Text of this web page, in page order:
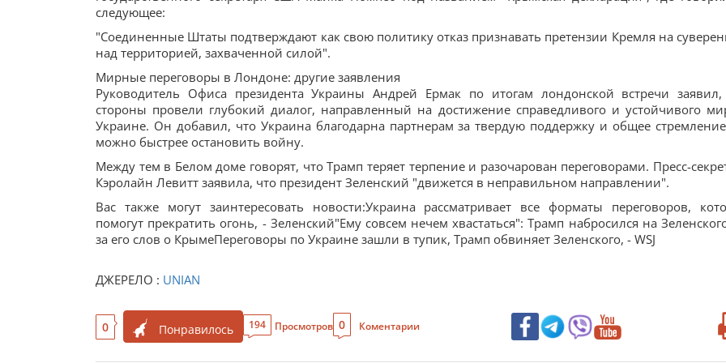
следующее:
"Соединенные Штаты подтверждают как свою политику отказ признавать претензии Кремля на
над территорией, захваченной силой".
Мирные переговоры в Лондоне: другие заявления
Руководитель Офиса президента Украины Андрей Ермак по итогам лондонской встречи
стороны провели глубокий диалог, направленный на достижение справедливого и устойчивого
Украине. Он добавил, что Украина благодарна партнерам за твердую поддержку и общее
можно быстрее остановить войну.
Между тем в Белом доме говорят, что Трамп теряет терпение и разочарован переговорами. Пресс-
Кэролайн Левитт заявила, что президент Зеленский "движется в неправильном направлении".
Вас также могут заинтересовать новости:Украина рассматривает все форматы переговоров,
помогут прекратить огонь, - Зеленский"Ему совсем нечем хвастаться": Трамп набросился на
за его слов о КрымеПереговоры по Украине зашли в тупик, Трамп обвиняет Зеленского, - WSJ
ДЖЕРЕЛО : UNIAN
0 Понравилось 194 Просмотров 0 Коментарии